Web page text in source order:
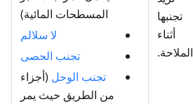
تجنبها
أثناء
الملاحة.
المسطحات المائية)
لا سلالم
تجنب الحصى
تجنب الوحل (أجزاء
من الطريق حيث يمر